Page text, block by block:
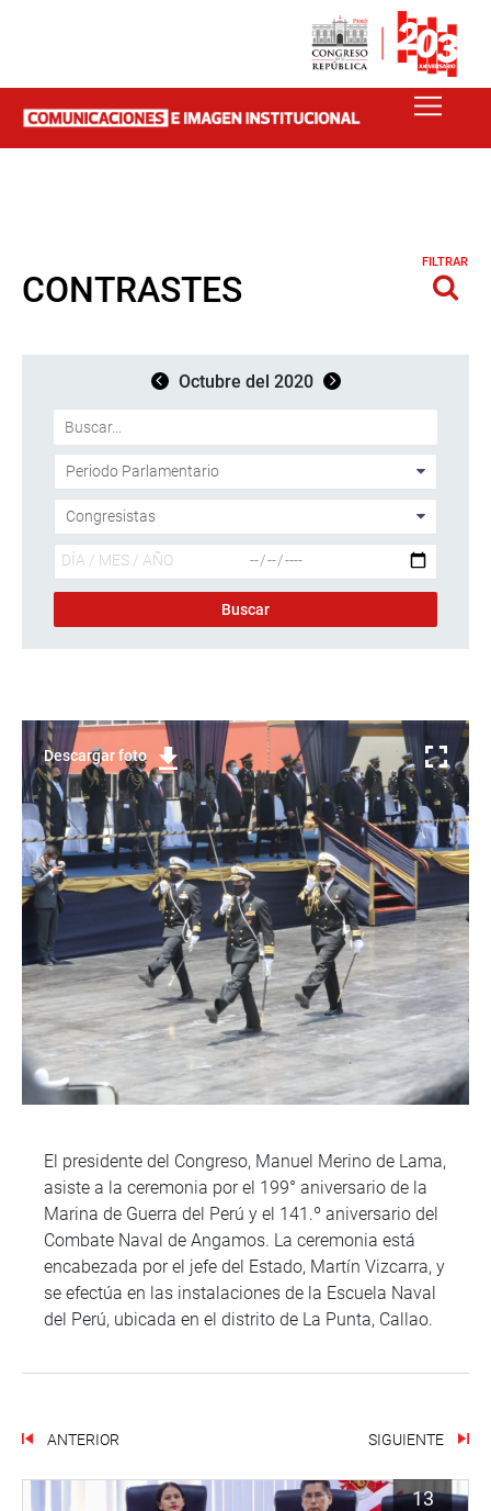
CONTRASTES
FILTRAR
Octubre del 2020
Descargar foto
El presidente del Congreso, Manuel Merino de Lama,
asiste a la ceremonia por el 199° aniversario de la
Marina de Guerra del Perú y el 141.º aniversario del
Combate Naval de Angamos. La ceremonia está
encabezada por el jefe del Estado, Martín Vizcarra, y
se efectúa en las instalaciones de la Escuela Naval
del Perú, ubicada en el distrito de La Punta, Callao.
ANTERIOR SIGUIENTE
13